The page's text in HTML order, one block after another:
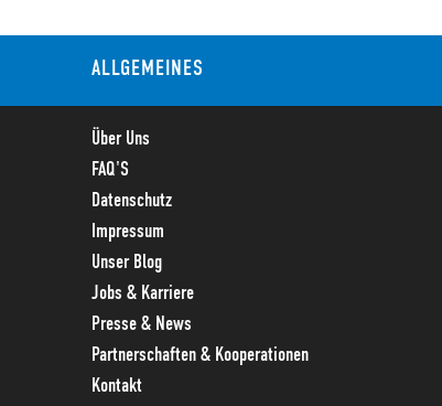
ALLGEMEINES
Über Uns
FAQ'S
Datenschutz
Impressum
Unser Blog
Jobs & Karriere
Presse & News
Partnerschaften & Kooperationen
Kontakt